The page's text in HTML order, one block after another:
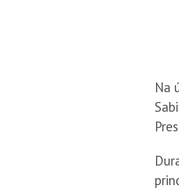
Na